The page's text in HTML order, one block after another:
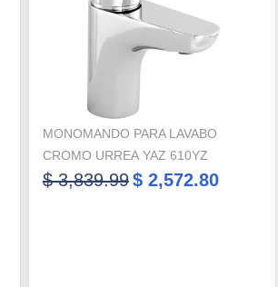
MONOMANDO PARA LAVABO
CROMO URREA YAZ 610YZ
$ 3,839.99$ 2,572.80